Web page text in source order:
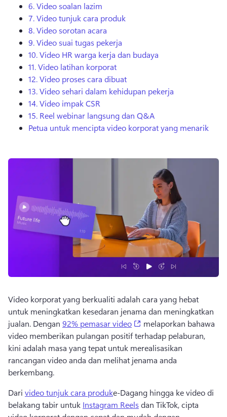
6.Video soalan lazim
7.Video tunjuk cara produk
8.Video sorotan acara
9.Video suai tugas pekerja
10.Video HR warga kerja dan budaya
11.Video latihan korporat
12.Video proses cara dibuat
13.Video sehari dalam kehidupan pekerja
14.Video impak CSR
15. Reel webinar langsung dan Q&A
Petua untuk mencipta video korporat yang menarik
Video korporat yang berkualiti adalah cara yang hebat
untuk meningkatkan kesedaran jenama dan meningkatkan
jualan. Dengan 92% pemasar video (opens in a new tab)
melaporkan bahawa
video memberikan pulangan positif terhadap pelaburan,
kini adalah masa yang tepat untuk merealisasikan
rancangan video anda dan melihat jenama anda
berkembang.
Dari video tunjuk cara produke-Dagang hingga ke video di
belakang tabir untuk Instagram Reels dan TikTok, cipta